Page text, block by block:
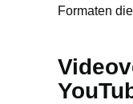
Formaten